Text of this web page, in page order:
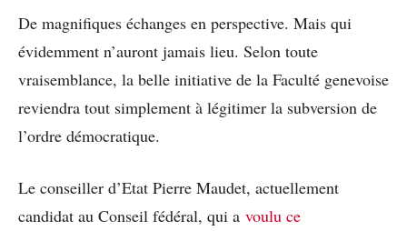
De magnifiques échanges en perspective. Mais qui
évidemment n’auront jamais lieu. Selon toute
vraisemblance, la belle initiative de la Faculté genevoise
reviendra tout simplement à légitimer la subversion de
l’ordre démocratique.
Le conseiller d’Etat Pierre Maudet, actuellement
candidat au Conseil fédéral, qui a voulu ce